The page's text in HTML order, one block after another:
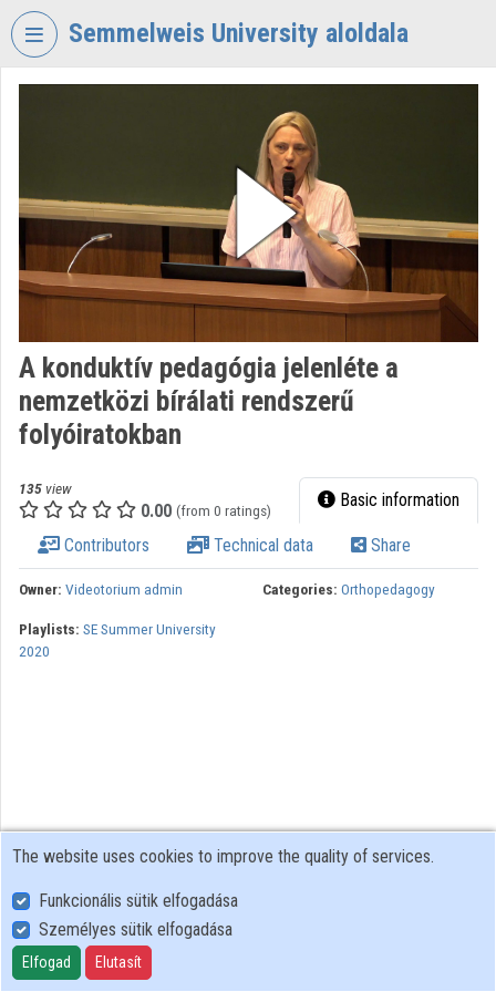
Skip header
Semmelweis University aloldala
Organization home
Log In
Categories
Organization playlists
Contributors
A konduktív pedagógia jelenléte a
nemzetközi bírálati rendszerű
folyóiratokban
135 view
0.00 (from 0 ratings) Basic information
Contributors Technical data Share
Owner: Videotorium admin Categories: Orthopedagogy
Playlists: SE Summer University
2020
User Policy
Adatkezelési tájékoztató (en)
Cookie Policy
The website uses cookies to improve the quality of services.
Funkcionális sütik elfogadása
Személyes sütik elfogadása
Elfogad Elutasít